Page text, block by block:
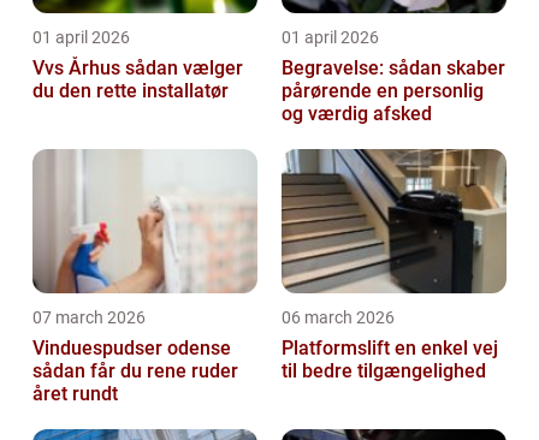
01 april 2026
Vvs Århus sådan vælger
du den rette installatør
01 april 2026
Begravelse: sådan skaber
pårørende en personlig
og værdig afsked
07 march 2026
Vinduespudser odense
sådan får du rene ruder
året rundt
06 march 2026
Platformslift en enkel vej
til bedre tilgængelighed